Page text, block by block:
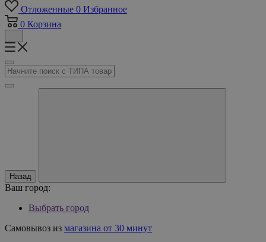
Отложенные 0 Избранное
0 Корзина
Назад
Ваш город:
Выбрать город
Самовывоз из магазина от 30 минут